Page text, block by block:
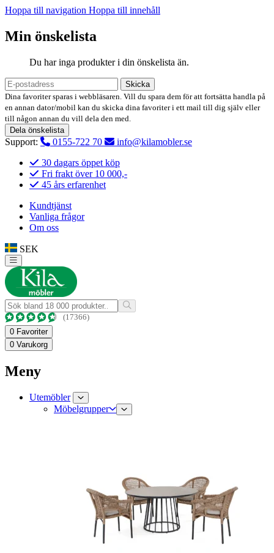
Hoppa till navigation Hoppa till innehåll
Min önskelista
Du har inga produkter i din önskelista än.
Skicka
Dina favoriter sparas i webbläsaren. Vill du spara dem för att fortsätta handla på
en annan dator/mobil kan du skicka dina favoriter i ett mail till dig själv eller
till någon annan du vill dela den med.
Dela önskelista
Support: 0155-722 70
info@kilamobler.se
30 dagars öppet köp
Fri frakt över 10 000,-
45 års erfarenhet
Kundtjänst
Vanliga frågor
Om oss
SEK
(17366)
0 Favoriter
0 Varukorg
Meny
Utemöbler
Möbelgrupper